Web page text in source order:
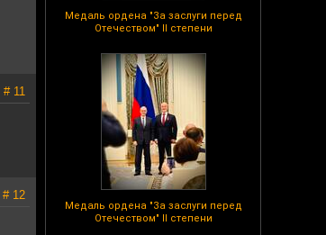
Медаль ордена "За заслуги перед
Отечеством" II степени
Медаль ордена "За заслуги перед
Отечеством" II степени
# 11
# 12